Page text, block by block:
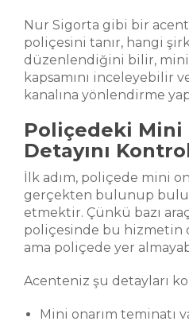
Nur Sigorta gibi bir
poliçesini tanır, hangi
düzenlendiğini bilir, mini
kapsamını inceleyebilir
kanalına yönlendirme
Poliçedeki Mini
Detayını
İlk adım, poliçede mini
gerçekten bulunup
etmektir. Çünkü bazı
poliçesinde bu hizmetin
ama poliçede yer
Acenteniz şu detayları
Mini onarım teminatı